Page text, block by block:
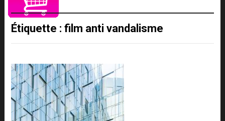
Étiquette : film anti vandalisme